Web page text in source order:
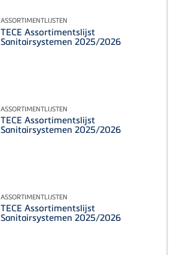
ASSORTIMENTLIJSTEN
TECE Assortimentslijst
Sanitairsystemen 2025/2026
ASSORTIMENTLIJSTEN
TECE Assortimentslijst
Sanitairsystemen 2025/2026
ASSORTIMENTLIJSTEN
TECE Assortimentslijst
Sanitairsystemen 2025/2026